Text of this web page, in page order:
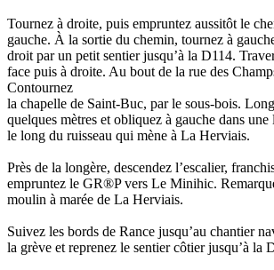
Tournez à droite, puis empruntez aussitôt le
gauche. À la sortie du chemin, tournez à
droit par un petit sentier jusqu’à la D114.
face puis à droite. Au bout de la rue des
Contournez
la chapelle de Saint-Buc, par le sous-bois.
quelques mètres et obliquez à gauche dans
le long du ruisseau qui mène à La Herviais.
Près de la longère, descendez l’escalier,
empruntez le GR®P vers Le Minihic.
moulin à marée de La Herviais.
Suivez les bords de Rance jusqu’au chantier
la grève et reprenez le sentier côtier jusqu’à la